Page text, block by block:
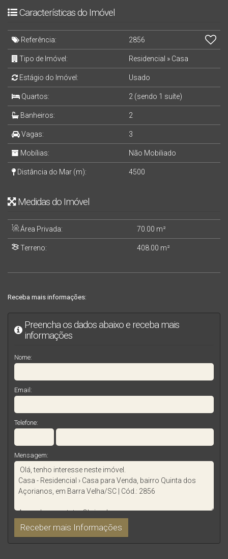
Características do Imóvel
Referência: 2856
Tipo de Imóvel: Residencial » Casa
Estágio do Imóvel: Usado
Quartos: 2 (sendo 1 suíte)
Banheiros: 2
Vagas: 3
Mobílias: Não Mobiliado
Distância do Mar (m): 4500
Medidas do Imóvel
Área Privada: 70 .00 m²
Terreno: 408 .00 m²
Receba mais informações:
Preencha os dados abaixo e receba mais
informações
Nome:
Email:
Telefone:
Mensagem: